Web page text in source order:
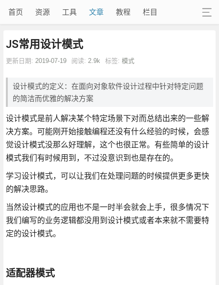
首页 资源 工具 文章 教程 栏目
JS常用设计模式
更新日期: 2019-07-19 阅读: 2.9k 标签: 模式
设计模式的定义：在面向对象软件设计过程中针对特定问题
的简洁而优雅的解决方案
设计模式是前人解决某个特定场景下对而总结出来的一些解
决方案。可能刚开始接触编程还没有什么经验的时候，会感
觉设计模式没那么好理解，这个也很正常。有些简单的设计
模式我们有时候用到，不过没意识到也是存在的。
学习设计模式，可以让我们在处理问题的时候提供更多更快
的解决思路。
当然设计模式的应用也不是一时半会就会上手，很多情况下
我们编写的业务逻辑都没用到设计模式或者本来就不需要特
定的设计模式。
适配器模式